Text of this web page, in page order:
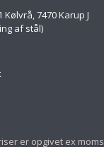
7470 Karup J
af stål)
er opgivet ex moms